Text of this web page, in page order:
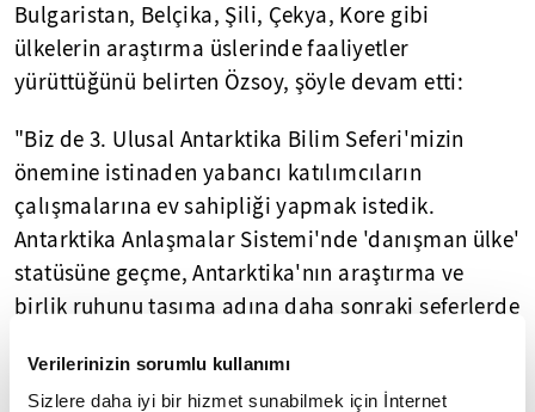
Verilerinizin sorumlu kullanımı
Sizlere daha iyi bir hizmet sunabilmek için İnternet
Bulgaristan, Belçika, Şili, Çekya, Kore gibi
ülkelerin araştırma üslerinde faaliyetler
yürüttüğünü belirten Özsoy, şöyle devam etti:
"Biz de 3. Ulusal Antarktika Bilim Seferi'mizin
önemine istinaden yabancı katılımcıların
çalışmalarına ev sahipliği yapmak istedik.
Antarktika Anlaşmalar Sistemi'nde 'danışman ülke'
statüsüne geçme, Antarktika'nın araştırma ve
birlik ruhunu taşıma adına daha sonraki seferlerde
olması bizim için önem taşıyor."